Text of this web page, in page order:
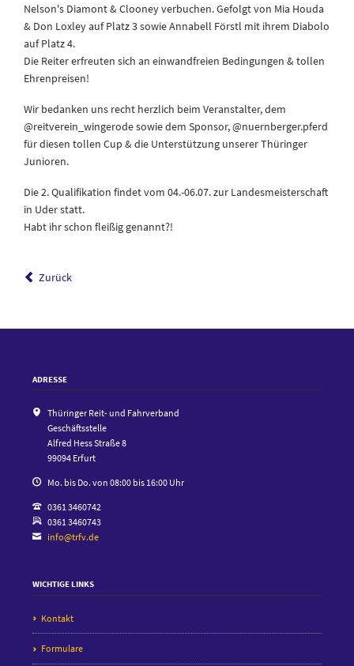
Nelson's Diamont & Clooney verbuchen. Gefolgt von Mia Houda
& Don Loxley auf Platz 3 sowie Annabell Förstl mit ihrem Diabolo
auf Platz 4.
Die Reiter erfreuten sich an einwandfreien Bedingungen & tollen
Ehrenpreisen!
Wir bedanken uns recht herzlich beim Veranstalter, dem
@reitverein_wingerode sowie dem Sponsor, @nuernberger.pferd
für diesen tollen Cup & die Unterstützung unserer Thüringer
Junioren.
Die 2. Qualifikation findet vom 04.-06.07. zur Landesmeisterschaft
in Uder statt.
Habt ihr schon fleißig genannt?!
Zurück
ADRESSE
Thüringer Reit- und Fahrverband
Geschäftsstelle
Alfred Hess Straße 8
99094 Erfurt
Mo. bis Do. von 08:00 bis 16:00 Uhr
0361 3460742
0361 3460743
info@trfv.de
WICHTIGE LINKS
Kontakt
Formulare